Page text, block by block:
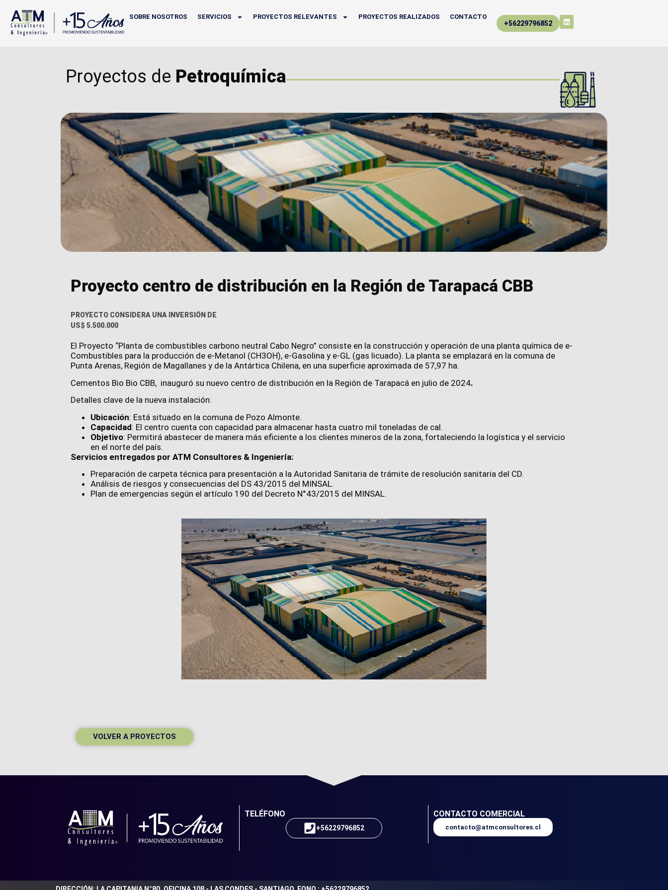
SOBRE NOSOTROS SERVICIOS PROYECTOS RELEVANTES PROYECTOS REALIZADOS CONTACTO
+56229796852
Proyectos de Petroquímica
Proyecto centro de distribución en la Región de Tarapacá CBB
PROYECTO CONSIDERA UNA INVERSIÓN DE
US$ 5.500.000
El Proyecto “Planta de combustibles carbono neutral Cabo Negro” consiste en la construcción y operación de una planta química de e-
Combustibles para la producción de e-Metanol (CH3OH), e-Gasolina y e-GL (gas licuado). La planta se emplazará en la comuna de
Punta Arenas, Región de Magallanes y de la Antártica Chilena, en una superficie aproximada de 57,97 ha.
Cementos Bio Bio CBB, inauguró su nuevo centro de distribución en la Región de Tarapacá en julio de 2024.
Detalles clave de la nueva instalación:
Ubicación: Está situado en la comuna de Pozo Almonte.
Capacidad: El centro cuenta con capacidad para almacenar hasta cuatro mil toneladas de cal.
Objetivo: Permitirá abastecer de manera más eficiente a los clientes mineros de la zona, fortaleciendo la logística y el servicio
en el norte del país.
Servicios entregados por ATM Consultores & Ingeniería:
Preparación de carpeta técnica para presentación a la Autoridad Sanitaria de trámite de resolución sanitaria del CD.
Análisis de riesgos y consecuencias del DS 43/2015 del MINSAL.
Plan de emergencias según el artículo 190 del Decreto N°43/2015 del MINSAL.
VOLVER A PROYECTOS
TELÉFONO
+56229796852
CONTACTO COMERCIAL
contacto@atmconsultores.cl